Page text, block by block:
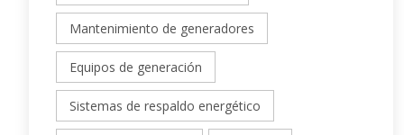
Mantenimiento de generadores
Equipos de generación
Sistemas de respaldo energético